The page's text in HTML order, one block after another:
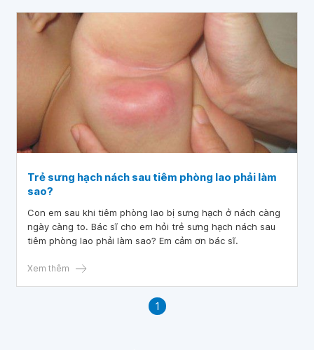
Trẻ sưng hạch nách sau tiêm phòng lao phải làm
sao?
Con em sau khi tiêm phòng lao bị sưng hạch ở nách càng
ngày càng to. Bác sĩ cho em hỏi trẻ sưng hạch nách sau
tiêm phòng lao phải làm sao? Em cảm ơn bác sĩ.
Xem thêm
1